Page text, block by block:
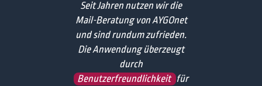
Seit Jahren nutzen wir die
Mail-Beratung von AYGOnet
und sind rundum zufrieden.
Die Anwendung überzeugt
durch
Benutzerfreundlichkeit für